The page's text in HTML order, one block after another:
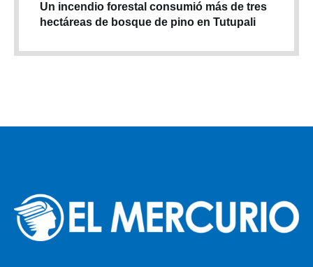
Un incendio forestal consumió más de tres
hectáreas de bosque de pino en Tutupali